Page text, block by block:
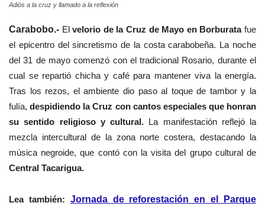
Adiós a la cruz y llamado a la reflexión
Carabobo.- Elvelorio de la Cruz de Mayo en Borburatafue
el epicentro del sincretismo de la costa carabobeña. La noche
del 31 de mayo comenzó con el tradicional Rosario, durante el
cual se repartió chicha y café para mantener viva la energía.
Tras los rezos, el ambiente dio paso al toque de tambor y la
fulía,despidiendo la Cruz con cantos especiales que honran
su sentido religioso y cultural. La manifestación reflejó la
mezcla intercultural de la zona norte costera, destacando la
música negroide, que contó con la visita del grupo cultural de
Central Tacarigua.
Lea también: Jornada de reforestación en el Parque